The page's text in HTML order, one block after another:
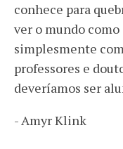
conhece para
ver o mundo
simplesmente
professores e
deveríamos ser
- Amyr Klink